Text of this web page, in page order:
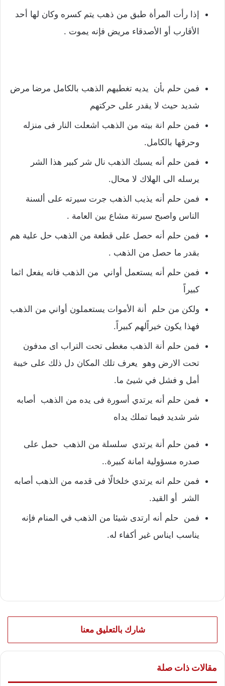
إذا رأت المرأة طبق من ذهب يتم كسره وكان لها أحد
الأقارب أو الأصدقاء مريض فإنه يموت .
فمن حلم بأن يديه تغطيهم الذهب بالكامل مرضا مرض
شديد حيث لا يقدر على حركتهم
فمن حلم انة بيته من الذهب اشعلت النار فى منزله
وحرقها بالكامل.
فمن حلم أنه يسبك الذهب نال شر كبير هذا الشر
يرسله الى الهلاك لا محال.
فمن حلم أنه يذيب الذهب جرت سيرته على ألسنة
الناس واصبح سيرتة مشاع بين العامة .
فمن حلم أنه حصل على قطعة من الذهب حل علية هم
بقدر ما حصل من الذهب .
فمن حلم أنه يستعمل أواني من الذهب فانه يفعل اثما
كبيراً
ولكن من حلم أنة الأموات يستعملون أواني من الذهب
فهذا يكون خيراًلهم كبيراً.
فمن حلم أنة الذهب مغطى تحت التراب اى مدفون
تحت الارض وهو يعرف تلك المكان دل ذلك على خيبة
أمل و فشل في شيئ ما.
فمن حلم أنه يرتدي أسورة فى يده من الذهب أصابه
شر شديد فيما تملك يداه
فمن حلم أنة يرتدي سلسلة من الذهب حمل على
صدره مسؤولية امانة كبيرة..
فمن حلم انه يرتدي خلخالًا فى قدمه من الذهب أصابه
الشر أو القيد.
فمن حلم أنه ارتدى شيئا من الذهب في المنام فإنه
يناسب ايناس غير أكفاء له.
شارك بالتعليق معنا
مقالات ذات صلة